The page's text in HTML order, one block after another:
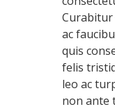
ac
quis
felis
leo ac
non ante